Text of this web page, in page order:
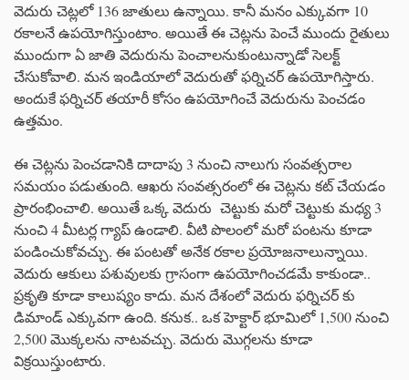
వెదురు చెట్లలో 136 జాతులు ఉన్నాయి. కానీ మనం ఎక్కువగా 10
రకాలనే ఉపయోగిస్తుంటాం. అయితే ఈ చెట్లను పెంచే ముందు రైతులు
ముందుగా ఏ జాతి వెదురును పెంచాలనుకుంటున్నాడో సెలక్ట్
చేసుకోవాలి. మన ఇండియాలో వెదురుతో ఫర్నిచర్ ఉపయోగిస్తారు.
అందుకే ఫర్నిచర్ తయారీ కోసం ఉపయోగించే వెదురును పెంచడం
ఉత్తమం.
ఈ చెట్లను పెంచడానికి దాదాపు 3 నుంచి నాలుగు సంవత్సరాల
సమయం పడుతుంది. ఆఖరు సంవత్సరంలో ఈ చెట్లను కట్ చేయడం
ప్రారంభించాలి. అయితే ఒక్క వెదురు చెట్టుకు మరో చెట్టుకు మధ్య 3
నుంచి 4 మీటర్ల గ్యాప్ ఉండాలి. వీటి పొలంలో మరో పంటను కూడా
పండించుకోవచ్చు. ఈ పంటతో అనేక రకాల ప్రయోజనాలున్నాయి.
వెదురు ఆకులు పశువులకు గ్రాసంగా ఉపయోగించడమే కాకుండా..
ప్రకృతి కూడా కాలుష్యం కాదు. మన దేశంలో వెదురు ఫర్నిచర్ కు
డిమాండ్ ఎక్కువగా ఉంది. కనుక.. ఒక హెక్టార్ భూమిలో 1,500 నుంచి
2,500 మొక్కలను నాటవచ్చు. వెదురు మొగ్గలను కూడా
విక్రయిస్తుంటారు.